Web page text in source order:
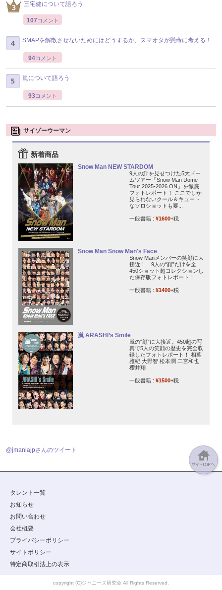
三宅健について語ろう
107 コメント
SMAPを解散させないためにはどうするか、スマオタが懸命に考える！
94コメント
嵐について語ろう
93コメント
サイゾーウーマン
新着商品
Snow Man NEW STARDOM
9人の絆を見せつけた5大ドー
ムツアー「Snow Man Dome
Tour 2025-2026 ON」を徹底
フォトレポート！ ここでしか
見られないクール＆キュート
なソロショットも要...
一般書籍 : ¥1600+税
Snow Man Snow Man's Face
Snow Manメンバーの笑顔に大
接近！ 9人の“顔”だけを全
450ショット超コレクションし
た保存版フォトレポート！
一般書籍 : ¥1400+税
嵐 ARASHI’s Smile
嵐の“顔”に大接近。450超の写
真で5人の笑顔の歴史を完全収
録したフォトレポート！ 相葉
雅紀 大野智 松本潤 二宮和也
櫻井翔
一般書籍 : ¥1500+税
@jmaniajpさんのツイート
タレント一覧
お知らせ
お問い合わせ
会社概要
プライバシーポリシー
サイトポリシー
特定商取引法上の表示
copyright (C)ジャニーズ研究会 All Rights Reserved.